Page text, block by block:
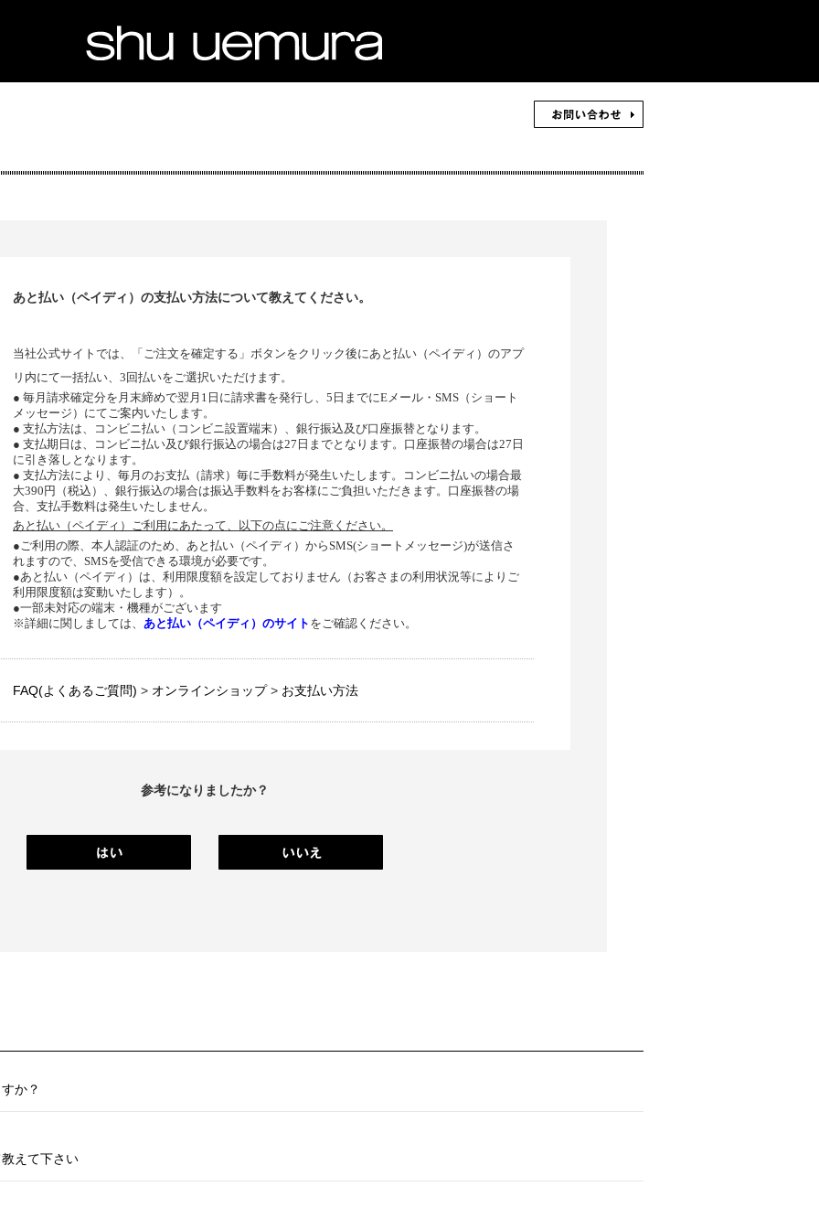
あと払い（ペイディ）の支払い方法について教えてください。
当社公式サイトでは、「ご注文を確定する」ボタンをクリック後にあと払い（ペイディ）のアプ
リ内にて一括払い、 3 回払いをご選択いただけます。
● 毎月請求確定分を月末締めで翌月 1 日に請求書を発行し、 5 日までにEメール・ SMS （ショート
メッセージ）にてご案内いたします。
● 支払方法は、コンビニ払い（コンビニ設置端末）、銀行振込及び口座振替となります。
● 支払期日は、コンビニ払い及び銀行振込の場合は27 日までとなります。 口座振替の場合は27 日
に引き落しとなります。
● 支払方法により、毎月のお支払（請求）毎に手数料が発生いたします。コンビニ払いの場合最
大390 円（税込）、銀行振込の場合は振込手数料をお客様にご負担いただきます。口座振替の場
合、支払手数料は発生いたしません。
あと払い（ペイディ） ご利用にあたって、以下の点にご注意ください。
●ご利用の際、本人認証のため、あと払い（ペイディ）からSMS(ショートメッセージ)が送信さ
れますので、 SMSを受信できる環境が必要です。
●あと払い（ペイディ） は、利用限度額を設定しておりません（お客さまの利用状況等によりご
利用限度額は変動いたします）。
●一部未対応の端末・機種がございます
※詳細に関しましては、 あと払い（ペイディ） のサイト をご確認ください。
FAQ(よくあるご質問) > オンラインショップ> お支払い方法
参考になりましたか？
か？
えて下さい